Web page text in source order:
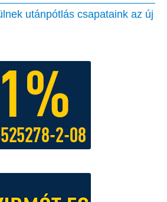
utánpótlás csapataink az új